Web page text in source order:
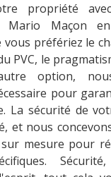
propriété
Mario Maçon
vous préfériez le
PVC, le
option,
pour
La sécurité de
et nous
mesure pour